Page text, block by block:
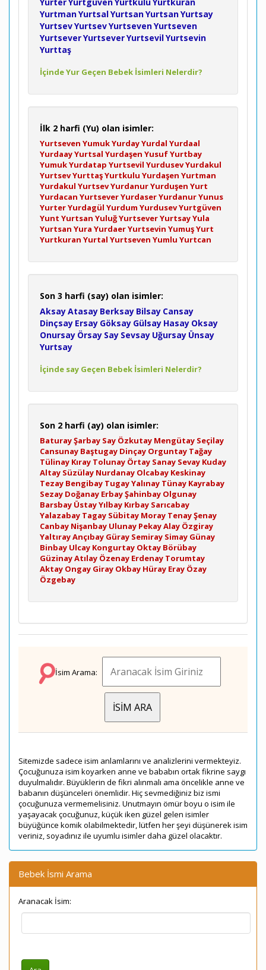
YurtmanYurtsalYurtsanYurtsanYurtsay
YurtsevYurtsevYurtsevenYurtseven
YurtseverYurtseverYurtsevilYurtsevin
Yurttaş
İçinde Yur Geçen Bebek İsimleri Nelerdir?
İlk 2 harfi (Yu) olan isimler:
Yurtseven YumukYurdayYurdal Yurdaal
YurdaayYurtsal Yurdaşen YusufYurtbay
YumukYurdatap Yurtsevil YurdusevYurdakul
YurtsevYurttaşYurtkulu Yurdaşen Yurtman
Yurdakul YurtsevYurdanurYurduşen Yurt
Yurdacan YurtseverYurdaserYurdanurYunus
YurterYurdagül Yurdum YurdusevYurtgüven
Yunt Yurtsan YuluğYurtseverYurtsayYula
Yurtsan Yura YurdaerYurtsevin YumuşYurt
Yurtkuran Yurtal Yurtseven Yumlu Yurtcan
Son 3 harfi (say) olan isimler:
AksayAtasay Berksay Bilsay Cansay
Dinçsay Ersay Göksay Gülsay Hasay Oksay
Onursay Örsay Say Sevsay Uğursay Ünsay
Yurtsay
İçinde say Geçen Bebek İsimleri Nelerdir?
Son 2 harfi (ay) olan isimler:
BaturayŞarbay Say Özkutay Mengütay Seçilay
Cansunay Baştugay Dinçay Orguntay Tağay
Tülinay Kıray Tolunay Örtay Sanay Sevay Kuday
Altay Süzülay Nurdanay Olcabay Keskinay
Tezay Bengibay TugayYalınay Tünay Kayrabay
Sezay Doğanay ErbayŞahinbay Olgunay
Barsbay ÜstayYılbay Kırbay Sarıcabay
Yalazabay Tagay Sübitay Moray TenayŞenay
Canbay Nişanbay Ulunay PekayAlay Özgiray
YaltırayAnçıbay Güray Semiray Simay Günay
Binbay Ulcay Kongurtay Oktay Börübay
GüzinayAtılay Özenay Erdenay Torumtay
Aktay Ongay Giray Okbay Hüray Eray Özay
Özgebay
İsim Arama:
Sitemizde sadece isim anlamlarını ve analizlerini vermekteyiz.
Çocuğunuza isim koyarken anne ve bababın ortak fikrine saygı
duyulmalıdır. Büyüklerin de fikri alınmalı ama öncelikle anne ve
babanın düşünceleri önemlidir. Hiç sevmediğiniz biz ismi
çocuğunuza vermemelisiniz. Unutmayın ömür boyu o isim ile
yaşayacak çocuğunuz, küçük iken güzel gelen isimler
büyüğünce komik olabilmektedir, lütfen her şeyi düşünerek isim
veriniz, soyadınız ile uyumlu isimler daha güzel olacaktır.
Bebek İsmi Arama
Aranacak İsim: